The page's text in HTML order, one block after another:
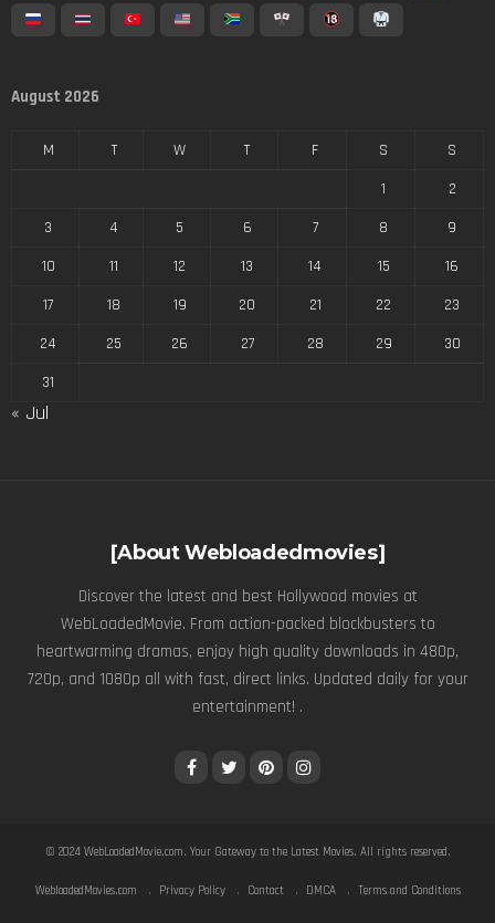
August 2026
M T W T F S
S
1
2
3
4 5 6 7 8
9
10
11 12 13 14 15
16
17
18 19 20 21 22
23
24
25 26 27 28 29
30
31
« Jul
[About Webloadedmovies]
Discover the latest and best Hollywood movies at
WebLoadedMovie. From action-packed blockbusters to
heartwarming dramas, enjoy high quality downloads in 480p,
720p, and 1080p all with fast, direct links. Updated daily for your
entertainment! .
© 2024 WebLoadedMovie.com. Your Gateway to the Latest Movies. All rights reserved.
WebloadedMovies.com Privacy Policy Contact DMCA Terms and Conditions